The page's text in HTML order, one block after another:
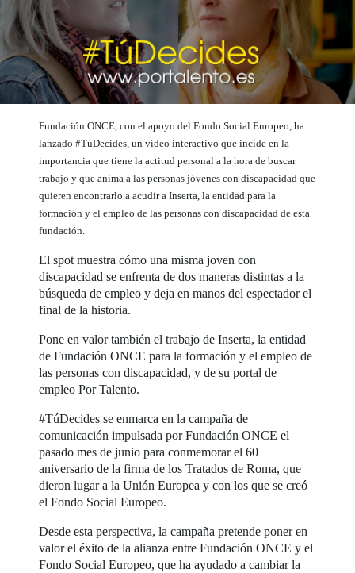
Fundación ONCE, con el apoyo del Fondo Social Europeo, ha
lanzado #TúDecides, un vídeo interactivo que incide en la
importancia que tiene la actitud personal a la hora de buscar
trabajo y que anima a las personas jóvenes con discapacidad que
quieren encontrarlo a acudir a Inserta, la entidad para la
formación y el empleo de las personas con discapacidad de esta
fundación.
El spot muestra cómo una misma joven con
discapacidad se enfrenta de dos maneras distintas a la
búsqueda de empleo y deja en manos del espectador el
final de la historia.
Pone en valor también el trabajo de Inserta, la entidad
de Fundación ONCE para la formación y el empleo de
las personas con discapacidad, y de su portal de
empleo Por Talento.
#TúDecides se enmarca en la campaña de
comunicación impulsada por Fundación ONCE el
pasado mes de junio para conmemorar el 60
aniversario de la firma de los Tratados de Roma, que
dieron lugar a la Unión Europea y con los que se creó
el Fondo Social Europeo.
Desde esta perspectiva, la campaña pretende poner en
valor el éxito de la alianza entre Fundación ONCE y el
Fondo Social Europeo, que ha ayudado a cambiar la